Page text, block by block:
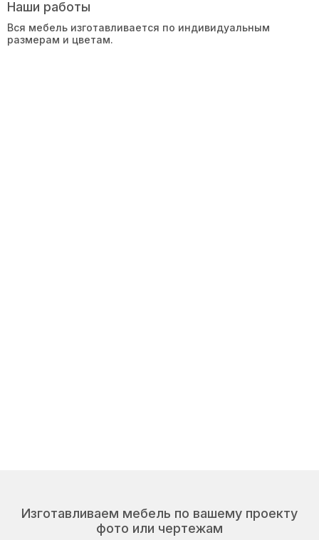
Наши работы
Вся мебель изготавливается по индивидуальным
размерам и цветам.
Изготавливаем мебель по вашему проекту
фото или чертежам